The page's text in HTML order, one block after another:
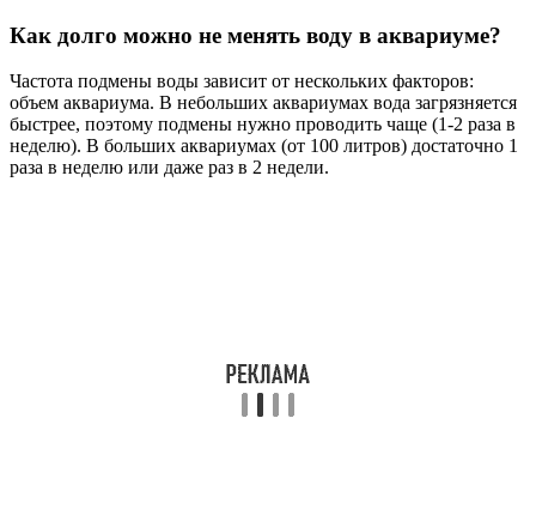
Как долго можно не менять воду в аквариуме?
Частота подмены воды зависит от нескольких факторов:
объем аквариума. В небольших аквариумах вода загрязняется
быстрее, поэтому подмены нужно проводить чаще (1-2 раза в
неделю). В больших аквариумах (от 100 литров) достаточно 1
раза в неделю или даже раз в 2 недели.